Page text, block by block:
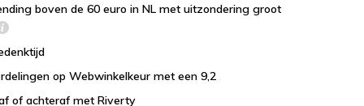
boven de 60 euro in NL met uitzondering groot
op Webwinkelkeur met een 9,2
of achteraf met Riverty